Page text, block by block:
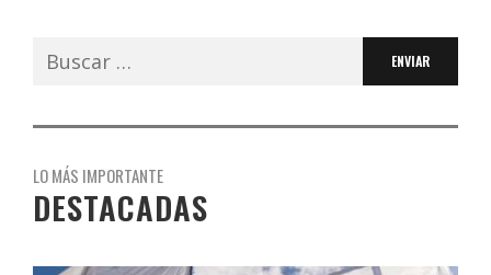
Buscar:
LO MÁS IMPORTANTE
DESTACADAS